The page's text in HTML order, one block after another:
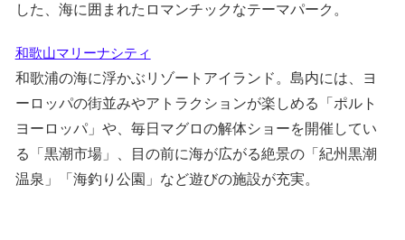
した、海に囲まれたロマンチックなテーマパーク。
和歌山マリーナシティ
和歌浦の海に浮かぶリゾートアイランド。島内には、ヨ
ーロッパの街並みやアトラクションが楽しめる「ポルト
ヨーロッパ」や、毎日マグロの解体ショーを開催してい
る「黒潮市場」、目の前に海が広がる絶景の「紀州黒潮
温泉」「海釣り公園」など遊びの施設が充実。